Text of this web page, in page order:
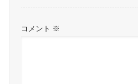
コメント ※